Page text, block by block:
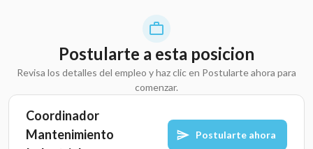
Postularte a esta posicion
Revisa los detalles del empleo y haz clic en Postularte ahora para
comenzar.
Coordinador
Mantenimiento
Postularte ahora